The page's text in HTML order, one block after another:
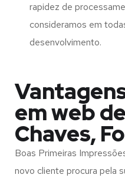
rapidez de
consideramos em
desenvolvimento.
em web
Chaves,
Boas Primeiras
novo cliente procura pela